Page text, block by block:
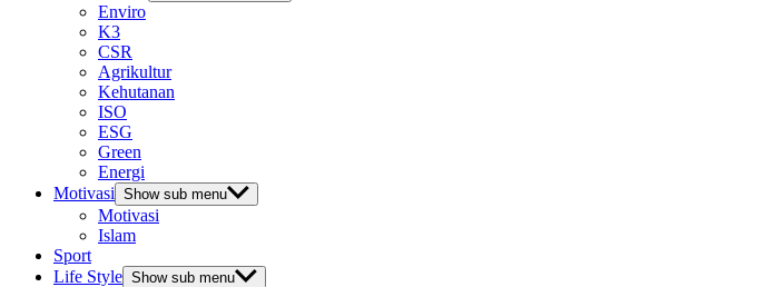
Enviro
K3
CSR
Agrikultur
Kehutanan
ISO
ESG
Green
Energi
Motivasi Show sub menu
Motivasi
Islam
Sport
Life Style Show sub menu